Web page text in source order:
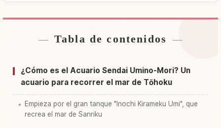
Buscar alojamiento cerca de Acuario Sendai
Buscar experiencias en Acuario Sendai Umino
Mori Suizokukan
Tabla de contenidos
¿Cómo es el Acuario Sendai Umino-Mori? Un
acuario para recorrer el mar de Tōhoku
Empieza por el gran tanque "Inochi Kirameku Umi", que
recrea el mar de Sanriku